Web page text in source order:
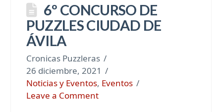
6º CONCURSO DE
PUZZLES CIUDAD DE
ÁVILA
Cronicas Puzzleras
26 diciembre, 2021
Noticias y Eventos, Eventos
Leave a Comment